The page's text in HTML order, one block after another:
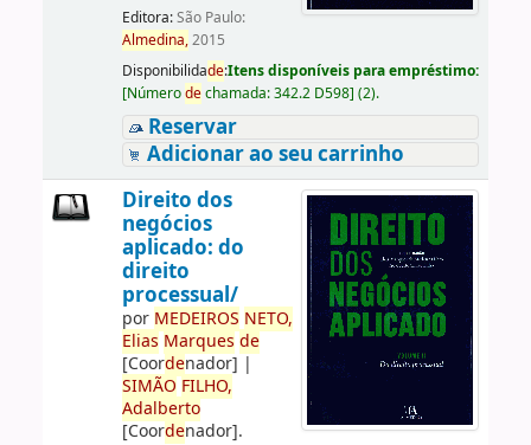
Editora:São Paulo:
Almedina,2015
Disponibilidade:Itens disponíveis para empréstimo:
[Númerodechamada:342.2 D598] (2).
Reservar
Adicionar ao seu carrinho
Direito dos
negócios
aplicado: do
direito
processual/
por MEDEIROS NETO,
Elias Marques de
[Coordenador] |
SIMÃO FILHO,
Adalberto
[Coordenador].